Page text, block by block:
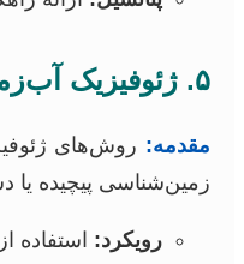
۵. ژئوفیزیک آب‌زمین‌شناسی برای شناسایی آبخوان‌های پیچیده و کم‌عمق
مقدمه: روش‌های
زمین‌شناسی پیچیده
رویکرد: